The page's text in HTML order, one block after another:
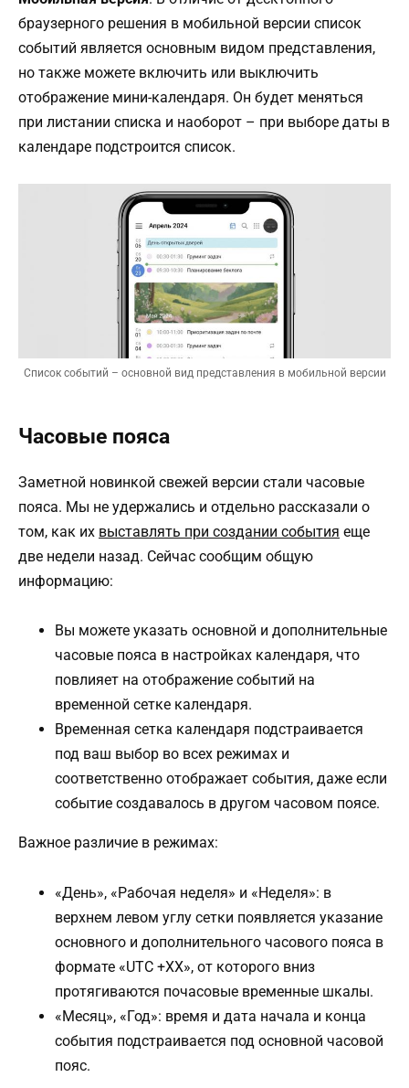
браузерного решения в мобильной версии список
событий является основным видом представления,
но также можете включить или выключить
отображение мини-календаря. Он будет меняться
при листании списка и наоборот – при выборе даты в
календаре подстроится список.
Список событий – основной вид представления в мобильной версии
Часовые пояса
Заметной новинкой свежей версии стали часовые
пояса. Мы не удержались и отдельно рассказали о
том, как их выставлять при создании события еще
две недели назад. Сейчас сообщим общую
информацию:
Вы можете указать основной и дополнительные
часовые пояса в настройках календаря, что
повлияет на отображение событий на
временной сетке календаря.
Временная сетка календаря подстраивается
под ваш выбор во всех режимах и
соответственно отображает события, даже если
событие создавалось в другом часовом поясе.
Важное различие в режимах:
«День», «Рабочая неделя» и «Неделя»: в
верхнем левом углу сетки появляется указание
основного и дополнительного часового пояса в
формате «UTC +ХХ», от которого вниз
протягиваются почасовые временные шкалы.
«Месяц», «Год»: время и дата начала и конца
события подстраивается под основной часовой
пояс.